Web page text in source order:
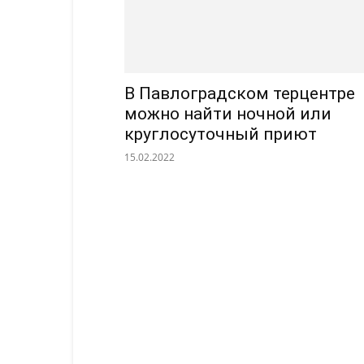
В Павлоградском терцентре
можно найти ночной или
круглосуточный приют
15.02.2022